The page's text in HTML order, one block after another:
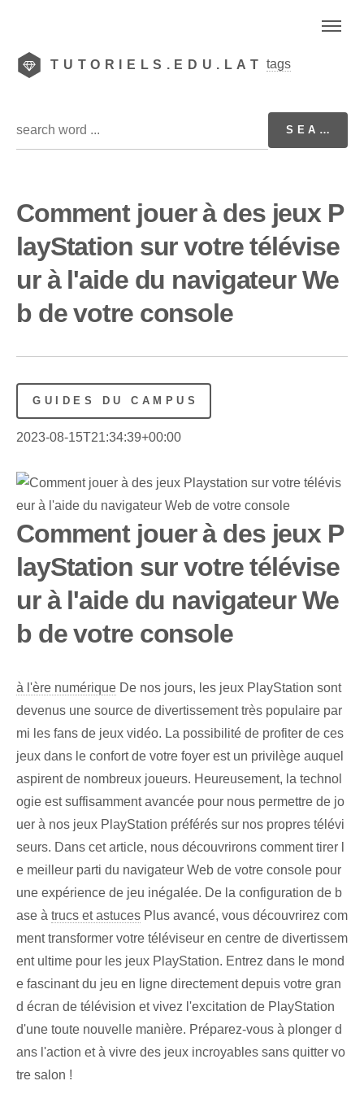
TUTORIELS.EDU.LAT tags
Comment jouer à des jeux P
layStation sur votre télévise
ur à l'aide du navigateur We
b de votre console
GUIDES DU CAMPUS
2023-08-15T21:34:39+00:00
Comment jouer à des jeux P
layStation sur votre télévise
ur à l'aide du navigateur We
b de votre console
à l'ère numérique De nos jours, les jeux PlayStation sont
devenus une source de divertissement très populaire par
mi les fans de jeux vidéo. La possibilité de profiter de ces
jeux dans le confort de votre foyer est un privilège auquel
aspirent de nombreux joueurs. Heureusement, la technol
ogie est suffisamment avancée pour nous permettre de jo
uer à nos jeux PlayStation préférés sur nos propres télévi
seurs. Dans cet article, nous découvrirons comment tirer l
e meilleur parti du navigateur Web de votre console pour
une expérience de jeu inégalée. De la configuration de b
ase à trucs et astuces Plus avancé, vous découvrirez com
ment transformer votre téléviseur en centre de divertissem
ent ultime pour les jeux PlayStation. Entrez dans le mond
e fascinant du jeu en ligne directement depuis votre gran
d écran de télévision et vivez l'excitation de PlayStation
d'une toute nouvelle manière. Préparez-vous à plonger d
ans l'action et à vivre des jeux incroyables sans quitter vo
tre salon !